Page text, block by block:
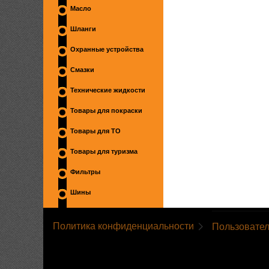
Масло
Шланги
Охранные устройства
Смазки
Технические жидкости
Товары для покраски
Товары для ТО
Товары для туризма
Фильтры
Шины
Политика конфиденциальности